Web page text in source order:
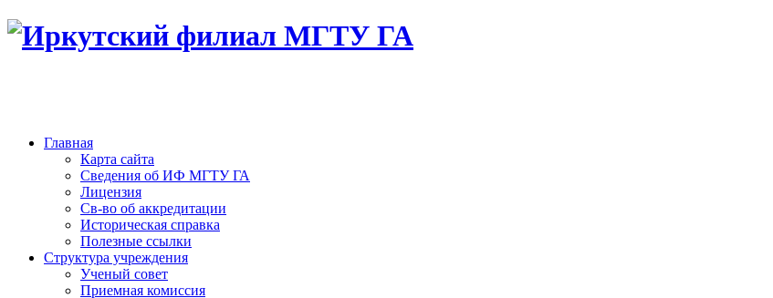
Главная
Карта сайта
Сведения об ИФ МГТУ ГА
Лицензия
Св-во об аккредитации
Историческая справка
Полезные ссылки
Структура учреждения
Ученый совет
Приемная комиссия